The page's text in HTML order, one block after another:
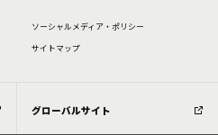
ソーシャルメディア・ポリシー
サイトマップ
グローバルサイト